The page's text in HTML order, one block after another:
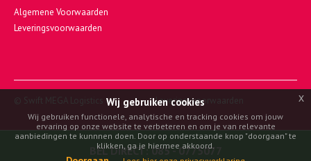
BEL DIRECT:085 - 0775077
Algemene Voorwaarden
Leveringsvoorwaarden
© Swift MEGA Logistics Leveringsvoorwaarden
Wij gebruiken cookies
Wij gebruiken functionele, analytische en tracking cookies om jouw
ervaring op onze website te verbeteren en om je van relevante
aanbiedingen te kunnnen doen. Door op onderstaande knop "doorgaan" te
klikken, ga je hiermee akkoord.
x